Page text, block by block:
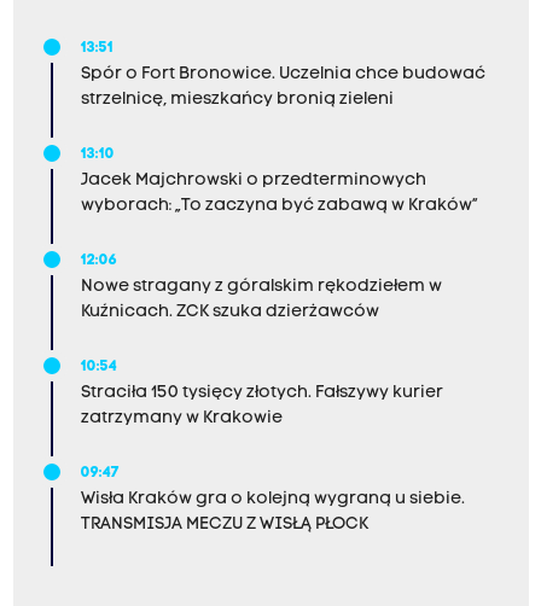
13:51
Spór o Fort Bronowice. Uczelnia chce budować
strzelnicę, mieszkańcy bronią zieleni
13:10
Jacek Majchrowski o przedterminowych
wyborach: „To zaczyna być zabawą w Kraków”
12:06
Nowe stragany z góralskim rękodziełem w
Kuźnicach. ZCK szuka dzierżawców
10:54
Straciła 150 tysięcy złotych. Fałszywy kurier
zatrzymany w Krakowie
09:47
Wisła Kraków gra o kolejną wygraną u siebie.
TRANSMISJA MECZU Z WISŁĄ PŁOCK